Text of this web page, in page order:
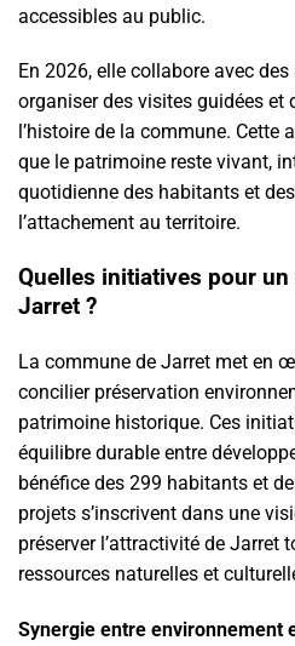
accessibles au public.
En 2026, elle collabore avec
organiser des visites guidées et
l’histoire de la commune.
que le patrimoine reste vivant,
quotidienne des habitants et
l’attachement au territoire.
Quelles initiatives pour
Jarret ?
La commune de Jarret met en
concilier préservation
patrimoine historique. Ces
équilibre durable entre
bénéfice des 299 habitants et
projets s’inscrivent dans une
préserver l’attractivité de Jarret
ressources naturelles et
Synergie entre environnement